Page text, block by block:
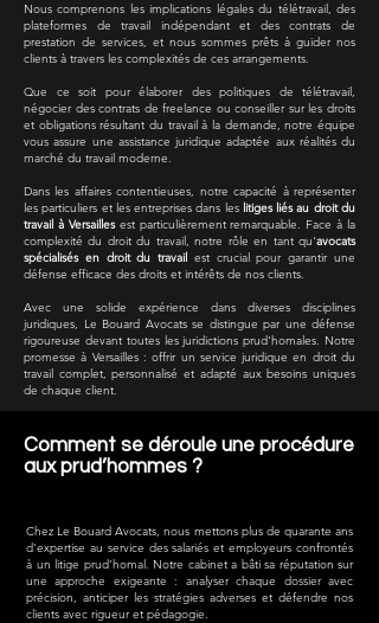
Nous comprenons les implications légales du télétravail, des
plateformes de travail indépendant et des contrats de
prestation de services, et nous sommes prêts à guider nos
clients à travers les complexités de ces arrangements.
Que ce soit pour élaborer des politiques de télétravail,
négocier des contrats de freelance ou conseiller sur les droits
et obligations résultant du travail à la demande, notre équipe
vous assure une assistance juridique adaptée aux réalités du
marché du travail moderne.
Dans les affaires contentieuses, notre capacité à représenter
les particuliers et les entreprises dans les litiges liés au droit du
travail à Versaillesest particulièrement remarquable. Face à la
complexité du droit du travail, notre rôle en tant qu'avocats
spécialisés en droit du travail est crucial pour garantir une
défense efficace des droits et intérêts de nos clients.
Avec une solide expérience dans diverses disciplines
juridiques, Le Bouard Avocats se distingue par une défense
rigoureuse devant toutes les juridictions prud'homales. Notre
promesse à Versailles : offrir un service juridique en droit du
travail complet, personnalisé et adapté aux besoins uniques
de chaque client.
Comment se déroule une procédure
aux prud’hommes ?
Chez Le Bouard Avocats, nous mettons plus de quarante ans
d’expertise au service des salariés et employeurs confrontés
à un litige prud’homal. Notre cabinet a bâti sa réputation sur
une approche exigeante : analyser chaque dossier avec
précision, anticiper les stratégies adverses et défendre nos
clients avec rigueur et pédagogie.